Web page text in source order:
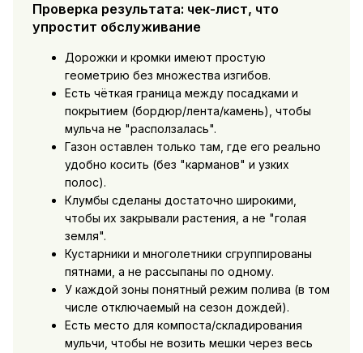
Проверка результата: чек-лист, что
упростит обслуживание
Дорожки и кромки имеют простую
геометрию без множества изгибов.
Есть чёткая граница между посадками и
покрытием (бордюр/лента/камень), чтобы
мульча не "расползалась".
Газон оставлен только там, где его реально
удобно косить (без "карманов" и узких
полос).
Клумбы сделаны достаточно широкими,
чтобы их закрывали растения, а не "голая
земля".
Кустарники и многолетники сгруппированы
пятнами, а не рассыпаны по одному.
У каждой зоны понятный режим полива (в том
числе отключаемый на сезон дождей).
Есть место для компоста/складирования
мульчи, чтобы не возить мешки через весь